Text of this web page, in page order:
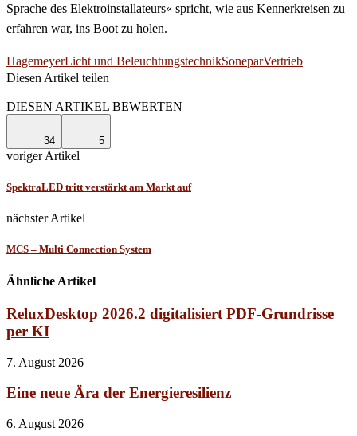
Sprache des Elektroinstallateurs« spricht, wie aus Kennerkreisen zu
erfahren war, ins Boot zu holen.
HagemeyerLicht und BeleuchtungstechnikSoneparVertrieb
Diesen Artikel teilen
DIESEN ARTIKEL BEWERTEN
34 5
voriger Artikel
SpektraLED tritt verstärkt am Markt auf
nächster Artikel
MCS – Multi Connection System
Ähnliche Artikel
ReluxDesktop 2026.2 digitalisiert PDF-Grundrisse
per KI
7. August 2026
Eine neue Ära der Energieresilienz
6. August 2026